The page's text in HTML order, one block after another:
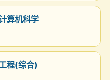
算机科学
程(综合)